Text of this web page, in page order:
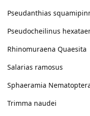
Pseudanthias
Pseudocheilinus
Rhinomuraena Quaesita
Salarias ramosus
Sphaeramia
Trimma naudei